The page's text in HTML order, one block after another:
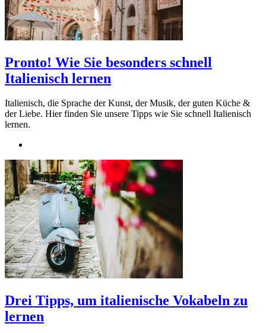
Pronto! Wie Sie besonders schnell
Italienisch lernen
Italienisch, die Sprache der Kunst, der Musik, der guten Küche &
der Liebe. Hier finden Sie unsere Tipps wie Sie schnell Italienisch
lernen.
Drei Tipps, um italienische Vokabeln zu
lernen